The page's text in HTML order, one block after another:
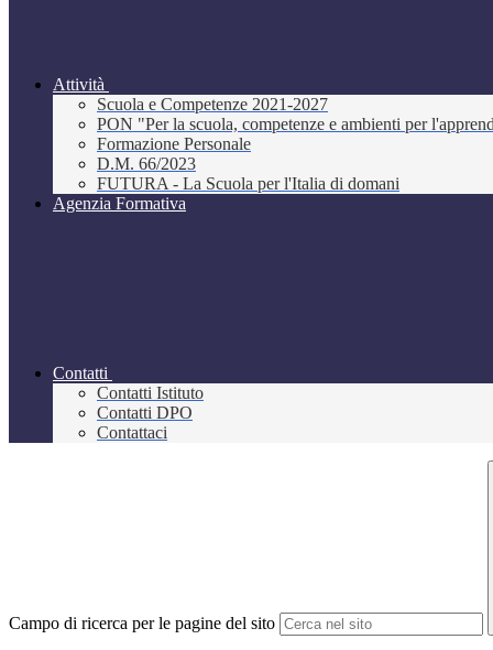
Attività
Scuola e Competenze 2021-2027
PON "Per la scuola, competenze e ambienti per
Formazione Personale
D.M. 66/2023
FUTURA - La Scuola per l'Italia di domani
Agenzia Formativa
Contatti
Contatti Istituto
Contatti DPO
Contattaci
Campo di ricerca per le pagine del sito